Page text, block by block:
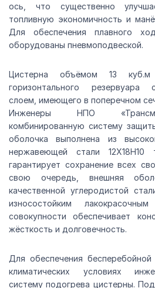
ось, что существенно
топливную экономичность и
Для обеспечения плавного
оборудованы пневмоподвеской.
Цистерна объёмом 13
горизонтального резервуара
слоем, имеющего в поперечном
Инженеры НПО
комбинированную систему
оболочка выполнена из
нержавеющей стали
гарантирует сохранение всех
свою очередь, внешняя
качественной углеродистой
износостойким
совокупности обеспечивает
жёсткость и долговечность.
Для обеспечения
климатических условиях
систему подогрева цистерны.